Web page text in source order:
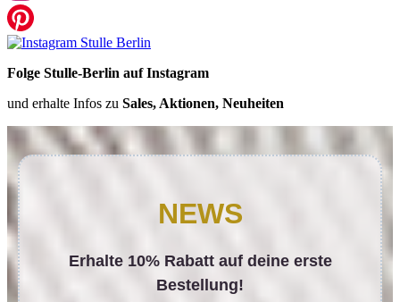
Folge Stulle-Berlin auf Instagram
und erhalte Infos zu Sales, Aktionen, Neuheiten
NEWS
Erhalte 10% Rabatt auf deine erste
Bestellung!